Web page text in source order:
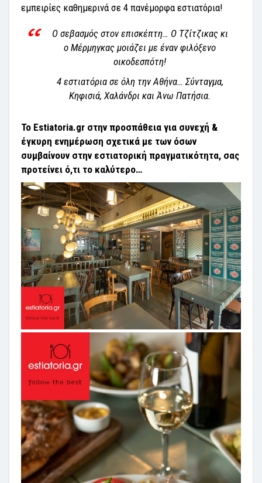
εμπειρίες καθημερινά σε 4 πανέμορφα εστιατόρια!
Ο σεβασμός στον επισκέπτη… Ο Τζίτζικας κι
ο Μέρμηγκας μοιάζει με έναν φιλόξενο
οικοδεσπότη!
4 εστιατόρια σε όλη την Αθήνα… Σύνταγμα,
Κηφισιά, Χαλάνδρι και Άνω Πατήσια.
Το Estiatoria.gr στην προσπάθεια για συνεχή &
έγκυρη ενημέρωση σχετικά με των όσων
συμβαίνουν στην εστιατορική πραγματικότητα, σας
προτείνει ό,τι το καλύτερο…